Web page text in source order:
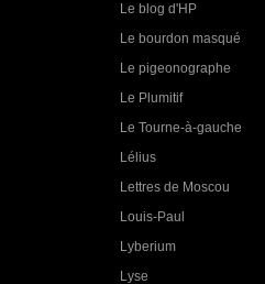
Le blog d'HP
Le bourdon masqué
Le pigeonographe
Le Plumitif
Le Tourne-à-gauche
Lélius
Lettres de Moscou
Louis-Paul
Lyberium
Lyse